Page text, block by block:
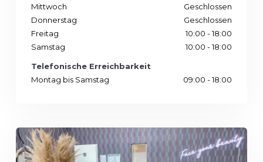
Mittwoch
Geschlossen
Donnerstag
Geschlossen
Freitag
10:00 - 18:00
Samstag
10:00 - 18:00
Telefonische Erreichbarkeit
Montag bis Samstag
09:00 - 18:00